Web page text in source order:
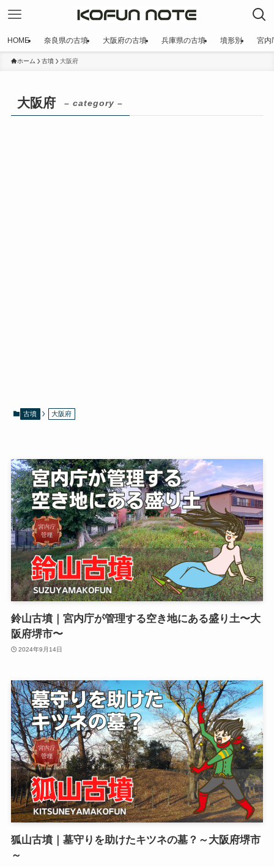
HOME 奈良県の古墳 大阪府の古墳 兵庫県の古墳 墳形別 宮内
ホーム 古墳 大阪府
大阪府 – category –
古墳 大阪府
鈴山古墳｜宮内庁が管理する空き地にある盛り土〜大
阪府堺市〜
2024年9月14日
狐山古墳｜墓守りを助けたキツネの墓？～大阪府堺市
～